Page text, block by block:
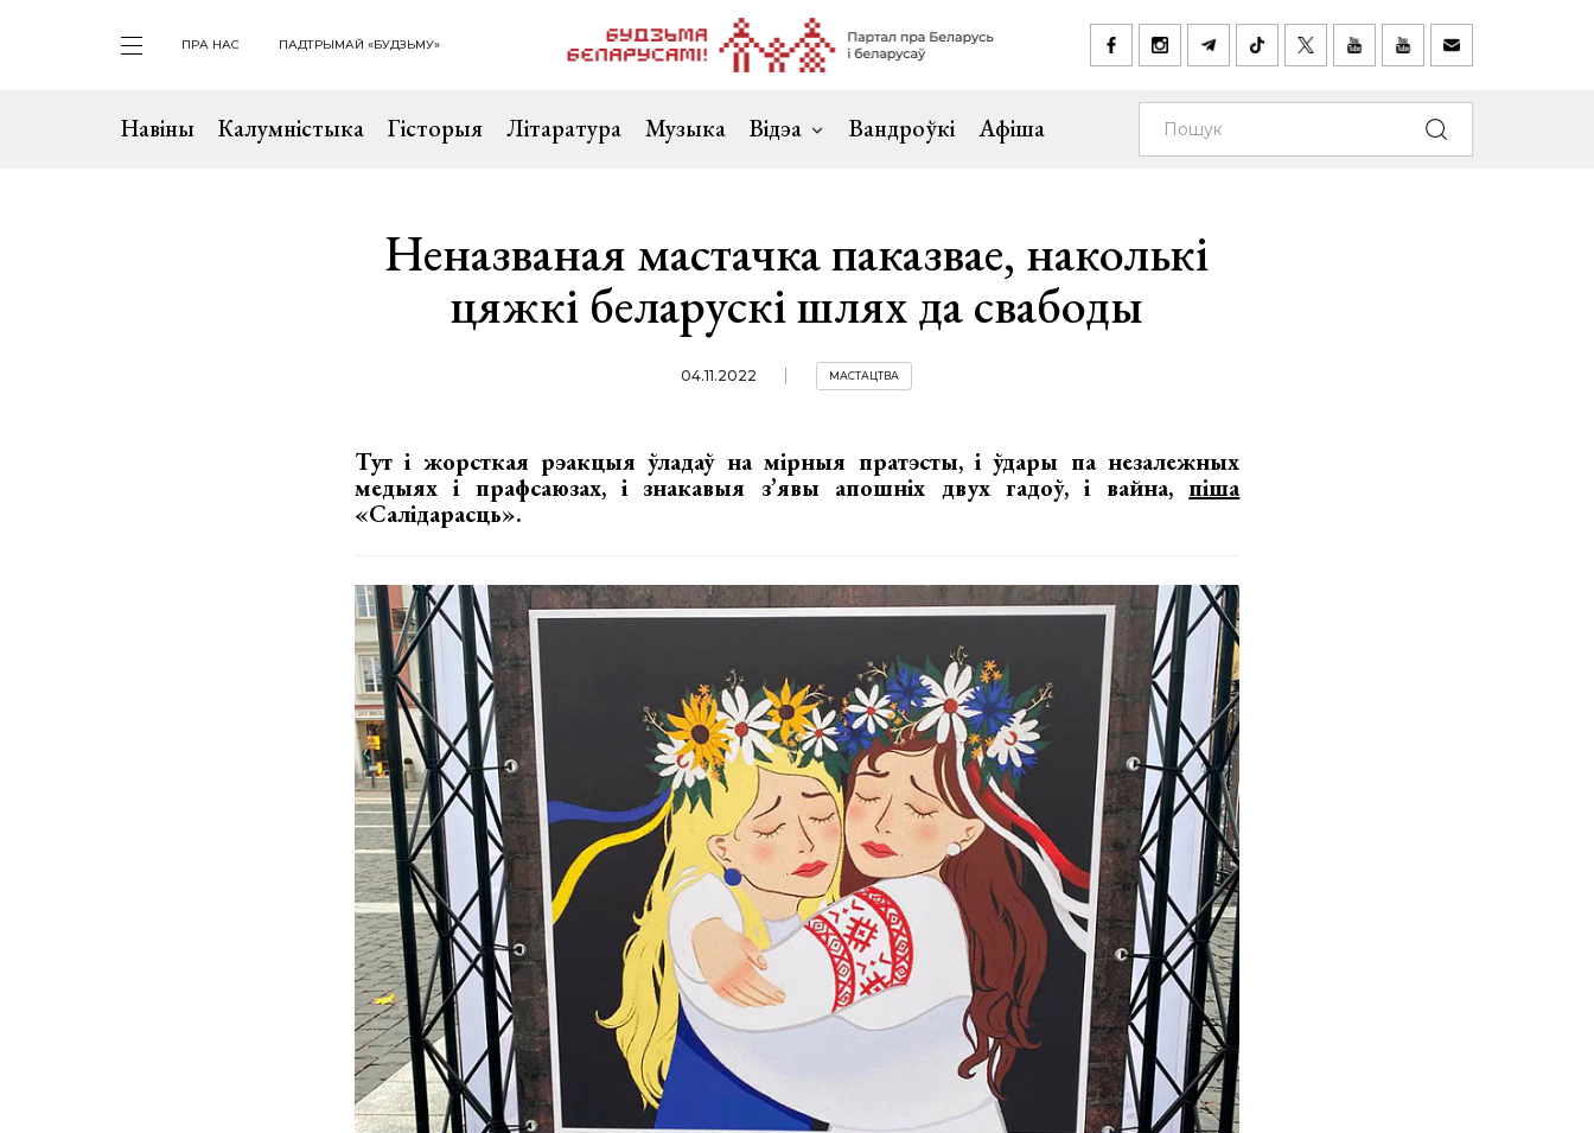
ПРА НАС ПАДТРЫМАЙ «БУДЗЬМУ»
Навіны Калумністыка Гісторыя Літаратура Музыка Відэа Вандроўкі Афіша
Неназваная мастачка паказвае, наколькі
цяжкі беларускі шлях да свабоды
04.11.2022 МАСТАЦТВА
Тут і жорсткая рэакцыя ўладаў на мірныя пратэсты, і ўдары па незалежных
медыях і прафсаюзах, і знакавыя з’явы апошніх двух гадоў, і вайна, піша
«Салідарасць».